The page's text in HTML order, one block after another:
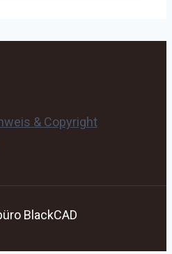
& Copyright
BlackCAD